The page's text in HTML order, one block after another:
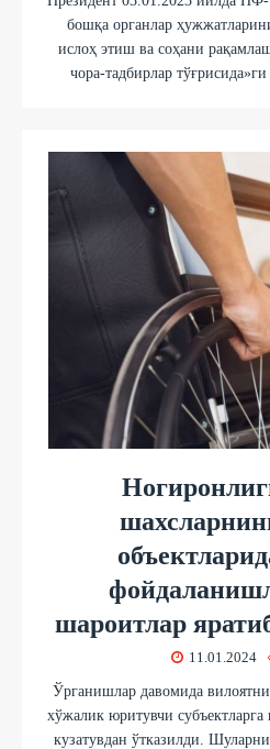
бошқа органлар
ислоҳ этиш ва соҳани
чора-тадбирлар
шароитлар
11.01.2024
Ўрганишлар давомида
хўжалик юритувчи субъектларга
кузатувдан ўтказилди.